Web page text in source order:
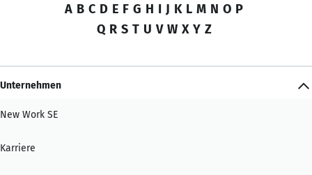
A B C D E F G H I J K L M N O P
Q R S T U V W X Y Z
Unternehmen
New Work SE
Karriere